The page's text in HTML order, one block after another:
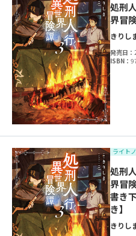
処刑
界冒
きりし
発売日：
ISBN：
ライト
処刑
界冒
書き
き】
きりし